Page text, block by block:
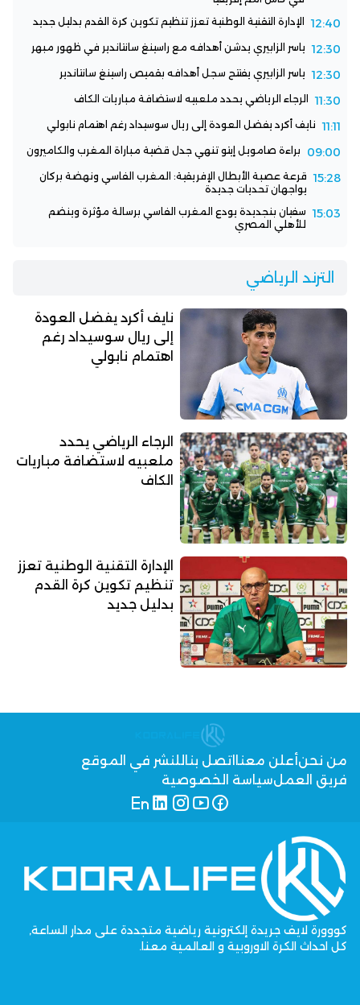
12:40 الإدارة التقنية الوطنية تعزز تنظيم تكوين كرة القدم بدليل جديد
12:30 ياسر الزابيري يدشن أهدافه مع راسينغ سانتاندير في ظهور مبهر
12:30 ياسر الزابيري يفتتح سجل أهدافه بقميص راسينغ سانتاندير
11:30 الرجاء الرياضي يحدد ملعبيه لاستضافة مباريات الكاف
11:11 نايف أكرد يفضل العودة إلى ريال سوسيداد رغم اهتمام نابولي
09:00 براءة صامويل إيتو تنهي جدل قضية مباراة المغرب والكاميرون
15:28 قرعة عصبة الأبطال الإفريقية: المغرب الفاسي ونهضة بركان
يواجهان تحديات جديدة
15:03 سفيان بنجديدة يودع المغرب الفاسي برسالة مؤثرة وينضم
للأهلي المصري
الترند الرياضي
نايف أكرد يفضل العودة
إلى ريال سوسيداد رغم
اهتمام نابولي
الرجاء الرياضي يحدد
ملعبيه لاستضافة مباريات
الكاف
الإدارة التقنية الوطنية تعزز
تنظيم تكوين كرة القدم
بدليل جديد
من نحنأعلن معنا اتصل بنا للنشر في الموقع
فريق العملسياسة الخصوصية
كووورة لايف جريدة إلكترونية رياضية متجددة على مدار الساعة,
كل احداث الكرة الاوروبية و العالمية معنا.